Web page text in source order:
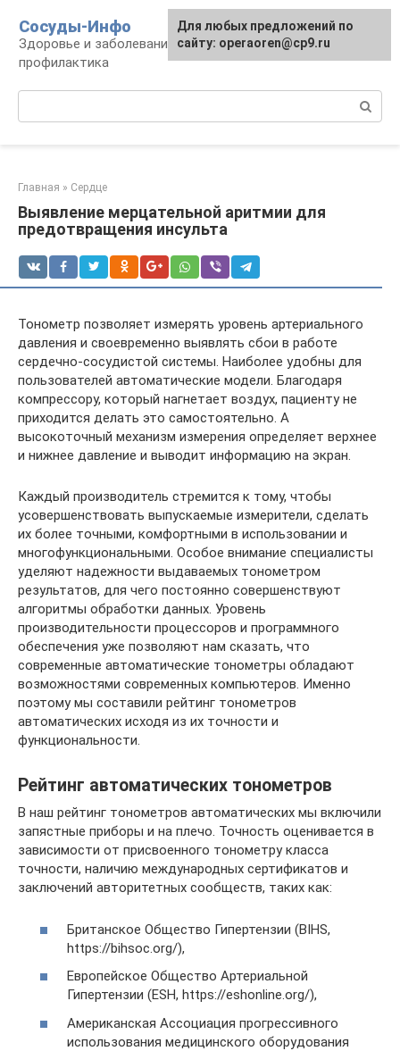
контенту
Сосуды-Инфо
Здоровье и заболевания сосудов и сердца,
профилактика
Главная » Сердце
Выявление мерцательной аритмии для
предотвращения инсульта
Тонометр позволяет измерять уровень артериального
давления и своевременно выявлять сбои в работе
сердечно-сосудистой системы. Наиболее удобны для
пользователей автоматические модели. Благодаря
компрессору, который нагнетает воздух, пациенту не
приходится делать это самостоятельно. А
высокоточный механизм измерения определяет верхнее
и нижнее давление и выводит информацию на экран.
Каждый производитель стремится к тому, чтобы
усовершенствовать выпускаемые измерители, сделать
их более точными, комфортными в использовании и
многофункциональными. Особое внимание специалисты
уделяют надежности выдаваемых тонометром
результатов, для чего постоянно совершенствуют
алгоритмы обработки данных. Уровень
производительности процессоров и программного
обеспечения уже позволяют нам сказать, что
современные автоматические тонометры обладают
возможностями современных компьютеров. Именно
поэтому мы составили рейтинг тонометров
автоматических исходя из их точности и
функциональности.
Рейтинг автоматических тонометров
В наш рейтинг тонометров автоматических мы включили
запястные приборы и на плечо. Точность оценивается в
зависимости от присвоенного тонометру класса
точности, наличию международных сертификатов и
заключений авторитетных сообществ, таких как:
Британское Общество Гипертензии (BIHS,
https://bihsoc.org/),
Европейское Общество Артериальной
Гипертензии (ESH, https://eshonline.org/),
Американская Ассоциация прогрессивного
использования медицинского оборудования
Для любых предложений по
сайту: operaoren@cp9.ru